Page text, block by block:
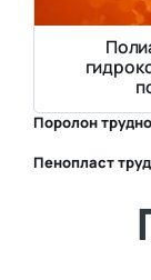
Поролон
Пенопласт